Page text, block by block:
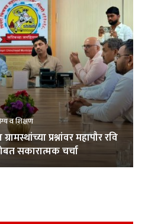
व शिक्षण
प्रश्नांवर महापौर रवि
सकारात्मक चर्चा